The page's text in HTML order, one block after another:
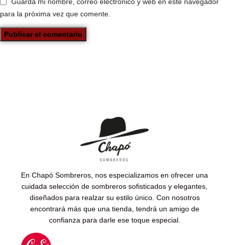
Guarda mi nombre, correo electrónico y web en este navegador
para la próxima vez que comente.
En Chapó Sombreros, nos especializamos en ofrecer una
cuidada selección de sombreros sofisticados y elegantes,
diseñados para realzar su estilo único. Con nosotros
encontrará más que una tienda, tendrá un amigo de
confianza para darle ese toque especial.